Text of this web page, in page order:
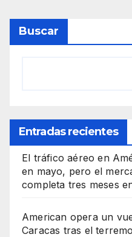
Buscar
Entradas recientes
El tráfico aéreo en
en mayo, pero el
completa tres meses
American opera un
Caracas tras el